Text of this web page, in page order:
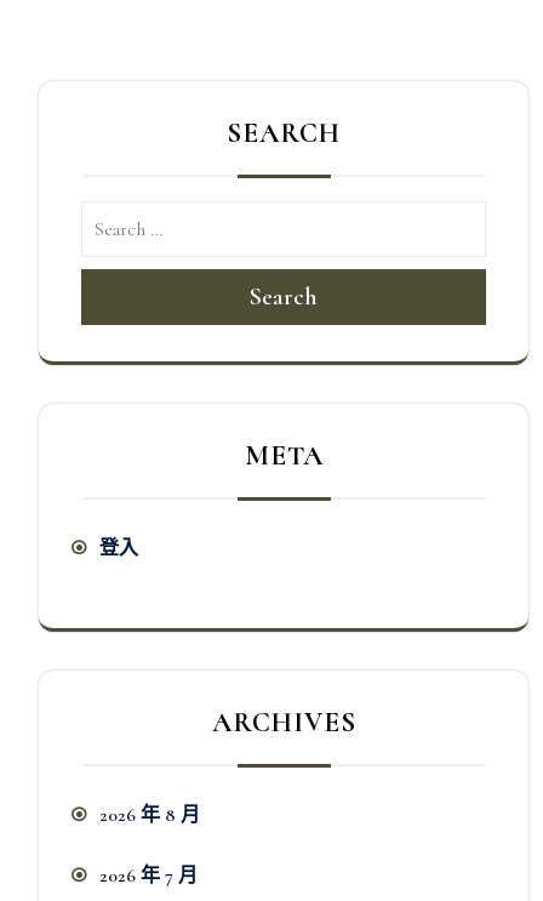
SEARCH
Search
META
登入
ARCHIVES
2026 年 8 月
2026 年 7 月